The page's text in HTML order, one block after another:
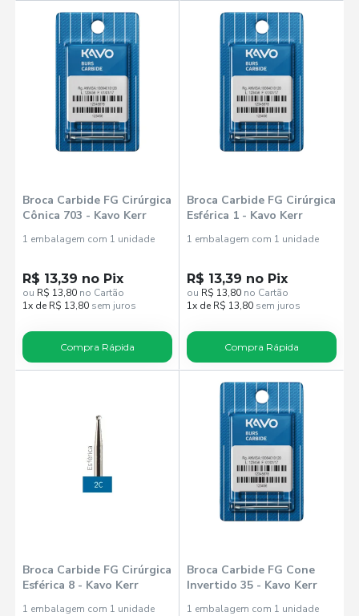
Broca Carbide FG Cirúrgica
Cônica 703 - Kavo Kerr
1 embalagem com 1 unidade
R$ 13,39 no Pix
ou R$ 13,80 no Cartão
1x de R$ 13,80 sem juros
Compra Rápida
Broca Carbide FG Cirúrgica
Esférica 1 - Kavo Kerr
1 embalagem com 1 unidade
R$ 13,39 no Pix
ou R$ 13,80 no Cartão
1x de R$ 13,80 sem juros
Compra Rápida
Broca Carbide FG Cirúrgica
Esférica 8 - Kavo Kerr
1 embalagem com 1 unidade
Broca Carbide FG Cone
Invertido 35 - Kavo Kerr
1 embalagem com 1 unidade